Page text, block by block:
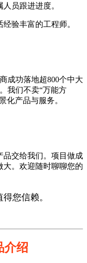
员跟进进度。
验丰富的工程师。
成功落地超800个中大
我们不卖“万能方
化产品与服务。
品交给我们。项目做成
大。欢迎随时聊聊您的
得您信赖。
介绍